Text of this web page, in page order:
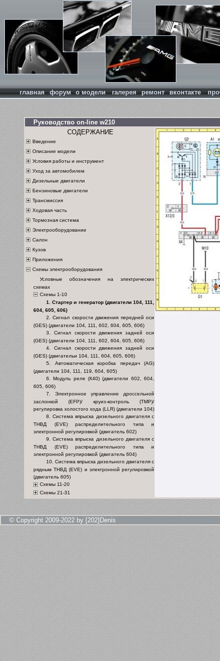
главная форум о модели галерея ремонт вконтакте
Руководство on-line w210
СОДЕРЖАНИЕ
Введение
Описание модели
Условия работы и инструмент
Уход за автомобилем
Дизельные двигатели
Бензиновые двигатели
Трансмиссия
Ходовая часть
Тормозная система
Электрооборудование
Салон
Кузов
Приложения
Схемы электрооборудования
Условные обозначения на электрических
схемах
Схемы 1-10
1. Стартер и генератор (двигатели 104, 111,
604, 605, 606)
2. Сигнал скорости движения передней оси
(GES) (двигатели 104, 111, 602, 604, 605, 606)
3. Сигнал скорости движения задней оси
(GES) (двигатели 104, 111, 602, 604, 605, 606)
4. Сигнал скорости движения задней оси
(GES) (двигательи 104, 111, 604, 605, 606)
5. Автоматическая коробка передач (AG)
(двигатели 104, 111, 119, 604, 605)
6. Модуль реле (К40) (двигатели 602, 604,
605, 606)
7. Электронное управление дроссельной
заслонкой (EFP)/ круиз-контроль (TMP)/
регулировка холостого хода (LLR) (двигатели 104)
8. Система впрыска дизельного двигателя с
ТНВД (EVE) распределительного типа и
электронной регулировкой (двигатель 602)
9. Система впрыска дизельного двигателя с
ТНВД (EVE) распределительного типа и
электронной регулировкой (двигатель 604)
10. Система впрыска дизельного двигателя с
рядным ТНВД (EVE) и электронной регулировкой
(двигатель 605)
Схемы 11-20
Схемы 21-31
© Copyright 2009-2022 by [202]Denis